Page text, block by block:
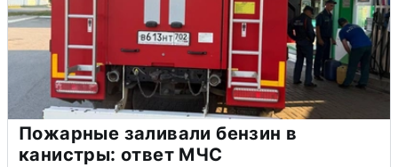
Пожарные заливали бензин в
канистры: ответ МЧС